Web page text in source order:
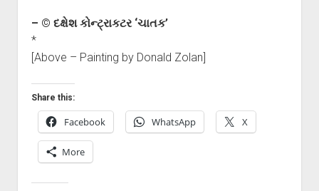
– © દક્ષેશ કોન્ટ્રાકટર ‘ચાતક’
*
[Above – Painting by Donald Zolan]
Share this:
Facebook WhatsApp X
More